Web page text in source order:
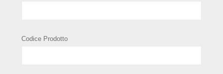
Codice Prodotto